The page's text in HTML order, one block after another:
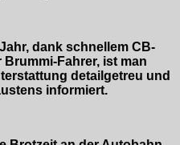
dank schnellem CB-
Fahrer, ist man
detailgetreu und
informiert.